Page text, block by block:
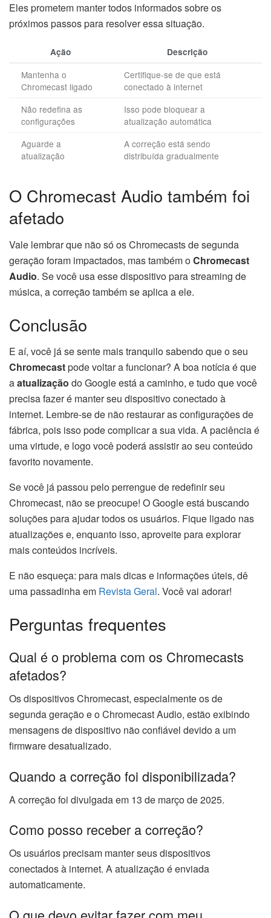
Eles prometem manter todos informados sobre os
próximos passos para resolver essa situação.
Ação Descrição
Mantenha o
Chromecast ligado
Certifique-se de que está
conectado à internet
Não redefina as
configurações
Isso pode bloquear a
atualização automática
Aguarde a
atualização
A correção está sendo
distribuída gradualmente
O Chromecast Audio também foi
afetado
Vale lembrar que não só os Chromecasts de segunda
geração foram impactados, mas também oChromecast
Audio. Se você usa esse dispositivo para streaming de
música, a correção também se aplica a ele.
Conclusão
E aí, você já se sente mais tranquilo sabendo que o seu
Chromecastpode voltar a funcionar? A boa notícia é que
aatualização do Google está a caminho, e tudo que você
precisa fazer é manter seu dispositivo conectado à
internet. Lembre-se de não restaurar as configurações de
fábrica, pois isso pode complicar a sua vida. A paciência é
uma virtude, e logo você poderá assistir ao seu conteúdo
favorito novamente.
Se você já passou pelo perrengue de redefinir seu
Chromecast, não se preocupe! O Google está buscando
soluções para ajudar todos os usuários. Fique ligado nas
atualizações e, enquanto isso, aproveite para explorar
mais conteúdos incríveis.
E não esqueça: para mais dicas e informações úteis, dê
uma passadinha em Revista Geral. Você vai adorar!
Perguntas frequentes
Qual é o problema com os Chromecasts
afetados?
Os dispositivos Chromecast, especialmente os de
segunda geração e o Chromecast Audio, estão exibindo
mensagens de dispositivo não confiável devido a um
firmware desatualizado.
Quando a correção foi disponibilizada?
A correção foi divulgada em 13 de março de 2025.
Como posso receber a correção?
Os usuários precisam manter seus dispositivos
conectados à internet. A atualização é enviada
automaticamente.